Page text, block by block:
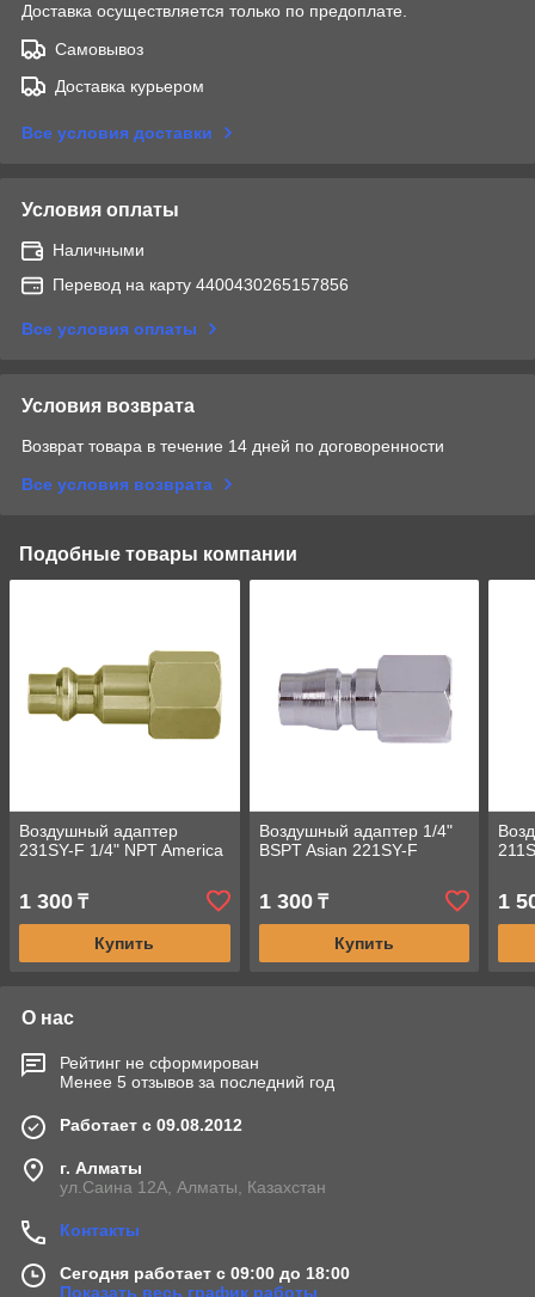
Доставка осуществляется только по предоплате.
Самовывоз
Доставка курьером
Все условия доставки
Условия оплаты
Наличными
Перевод на карту 4400430265157856
Все условия оплаты
Условия возврата
Возврат товара в течение 14 дней по договоренности
Все условия возврата
Подобные товары компании
Воздушный адаптер
231SY-F 1/4" NPT America
1 300 ₸
Купить
Воздушный адаптер 1/4"
BSPT Asian 221SY-F
1 300₸
Купить
1
О нас
Рейтинг не сформирован
Менее 5 отзывов за последний год
Работает с 09.08.2012
г. Алматы
ул.Саина 12А, Алматы, Казахстан
Контакты
Сегодня работает с 09:00 до 18:00
Показать весь график работы